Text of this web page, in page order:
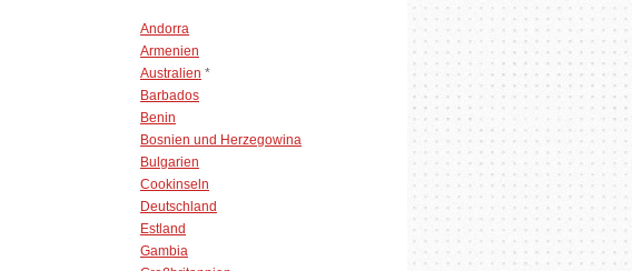
Andorra
Armenien
Australien *
Barbados
Benin
Bosnien und Herzegowina
Bulgarien
Cookinseln
Deutschland
Estland
Gambia